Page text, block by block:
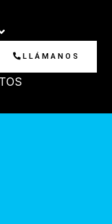
LLÁMANOS